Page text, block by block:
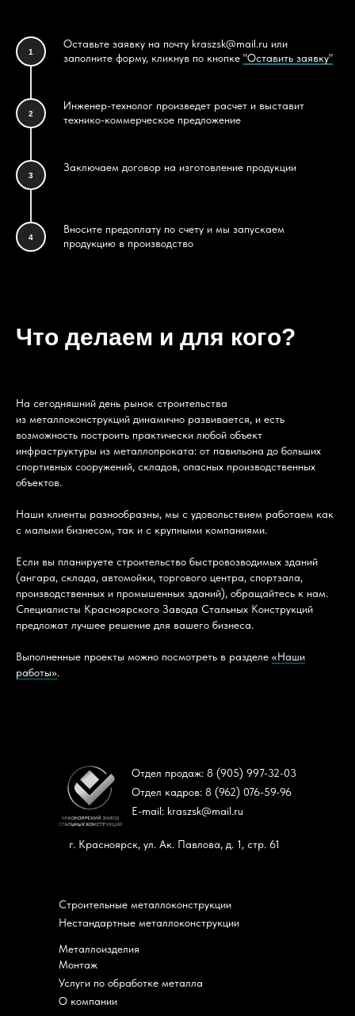
1
Оставьте заявку на почту kraszsk@mail.ru или
заполните форму, кликнув по кнопке "Оставить заявку"
2
Инженер-технолог произведет расчет и выставит
технико-коммерческое предложение
3
Заключаем договор на изготовление продукции
4
Вносите предоплату по счету и мы запускаем
продукцию в производство
Что делаем и для кого?
На сегодняшний день рынок строительства
из металлоконструкций динамично развивается, и есть
возможность построить практически любой объект
инфраструктуры из металлопроката: от павильона до больших
спортивных сооружений, складов, опасных производственных
объектов.
Наши клиенты разнообразны, мы с удовольствием работаем как
с малыми бизнесом, так и с крупными компаниями.
Если вы планируете строительство быстровозводимых зданий
(ангара, склада, автомойки, торгового центра, спортзала,
производственных и промышенных зданий), обращайтесь к нам.
Специалисты Красноярского Завода Стальных Конструкций
предложат лучшее решение для вашего бизнеса.
Выполненные проекты можно посмотреть в разделе «Наши
работы».
Отдел кадров: 8 (962) 076-59-96
E-mail: kraszsk@mail.ru
Отдел продаж: 8 (905) 997-32-03
г. Красноярск, ул. Ак. Павлова, д. 1, стр. 61
Нестандартные металлоконструкции
Строительные металлоконструкции
Металлоизделия
Монтаж
Услуги по обработке металла
О компании